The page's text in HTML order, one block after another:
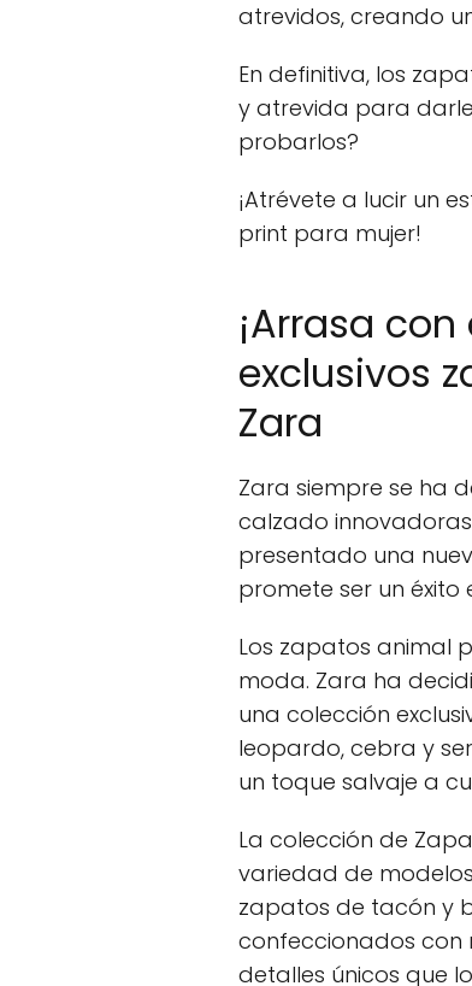
atrevidos, creando
En definitiva, los
y atrevida para
probarlos?
¡Atrévete a lucir un
print para mujer!
¡Arrasa
exclusivos
Zara
Zara siempre se ha
calzado
presentado una
promete ser un
Los zapatos animal
moda. Zara ha
una colección
leopardo, cebra y
un toque salvaje a
La colección de
variedad de
zapatos de tacón y
confeccionados
detalles únicos que